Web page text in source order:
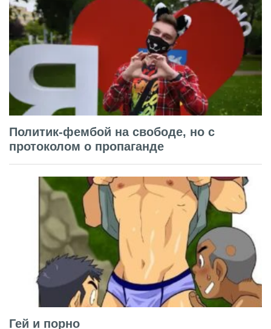
Политик-фембой на свободе, но с
протоколом о пропаганде
Гей и порно